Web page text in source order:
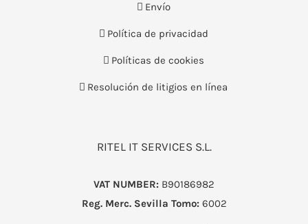
Envío
Política de privacidad
Políticas de cookies
Resolución de litigios en línea
RITEL IT SERVICES S.L.
VAT NUMBER: B90186982
Reg. Merc. Sevilla Tomo:6002